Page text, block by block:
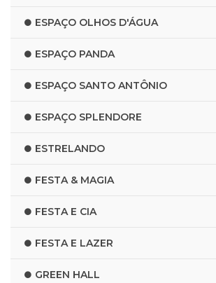
ESPAÇO OLHOS D'ÁGUA
ESPAÇO PANDA
ESPAÇO SANTO ANTÔNIO
ESPAÇO SPLENDORE
ESTRELANDO
FESTA & MAGIA
FESTA E CIA
FESTA E LAZER
GREEN HALL